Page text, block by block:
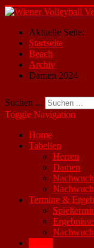
Aktuelle Seite:
Startseite
Beach
Archiv
Damen 2024
Suchen ...
Toggle Navigation
Home
Tabellen
Herren
Damen
Termine &
Ergebnisse